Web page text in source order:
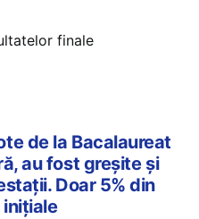
finale
de la Bacalaureat
au fost greșite și
Doar 5% din
inițiale